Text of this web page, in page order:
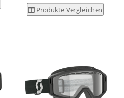
Produkte Vergleichen